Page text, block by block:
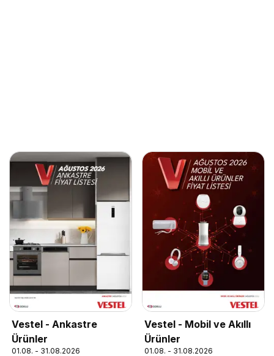
Vestel - Ankastre
Ürünler
01.08. - 31.08.2026
Vestel - Mobil ve Akıllı
Ürünler
01.08. - 31.08.2026